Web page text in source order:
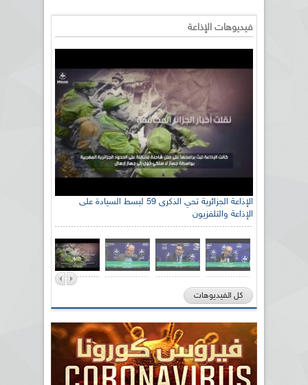
فيديوهات الإذاعة
الإذاعة الجزائرية تحي الذكرى 59 لبسط السيادة على
الإذاعة والتلفزيون
كل الفيديوهات